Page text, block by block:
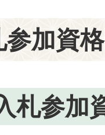
参加資
札参加